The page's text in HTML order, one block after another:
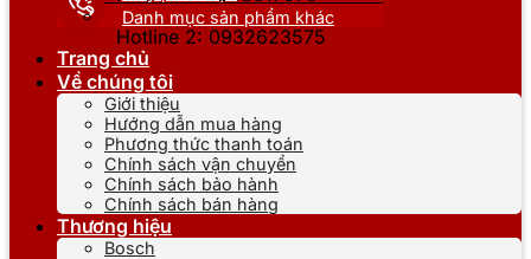
Hotline 2: 0932623575
Danh mục sản phẩm khác
Trang chủ
Về chúng tôi
Giới thiệu
Hướng dẫn mua hàng
Phương thức thanh toán
Chính sách vận chuyển
Chính sách bảo hành
Chính sách bán hàng
Thương hiệu
Bosch